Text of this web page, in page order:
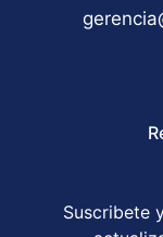
Suscribete